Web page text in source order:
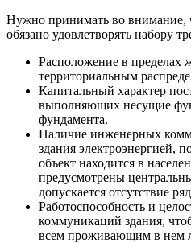
Нужно принимать во внимание,
обязано удовлетворять набору
Расположение в пределах
территориальным
Капитальный характер
выполняющих несущие
фундамента.
Наличие инженерных
здания электроэнергией,
объект находится в
предусмотрены
допускается отсутствие
Работоспособность и
коммуникаций здания,
всем проживающим в нем